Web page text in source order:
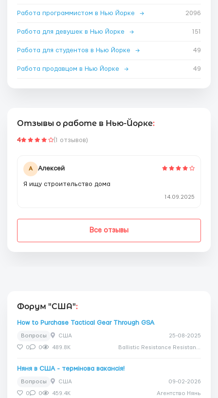
Работа программистом в Нью Йорке → 2096
Работа для девушек в Нью Йорке → 151
Работа для студентов в Нью Йорке → 49
Работа продавцом в Нью Йорке → 49
Отзывы о работе в Нью-Йорке:
4 (1 отзывов)
А Алексей
Я ищу строительство дома
14.09.2025
Все отзывы
Форум "США":
How to Purchase Tactical Gear Through GSA
Вопросы США 25-08-2025
0 0 489.8K
Няня в США - термінова вакансія!
Вопросы США 09-02-2026
0 0 459.4K Агентство Нянь